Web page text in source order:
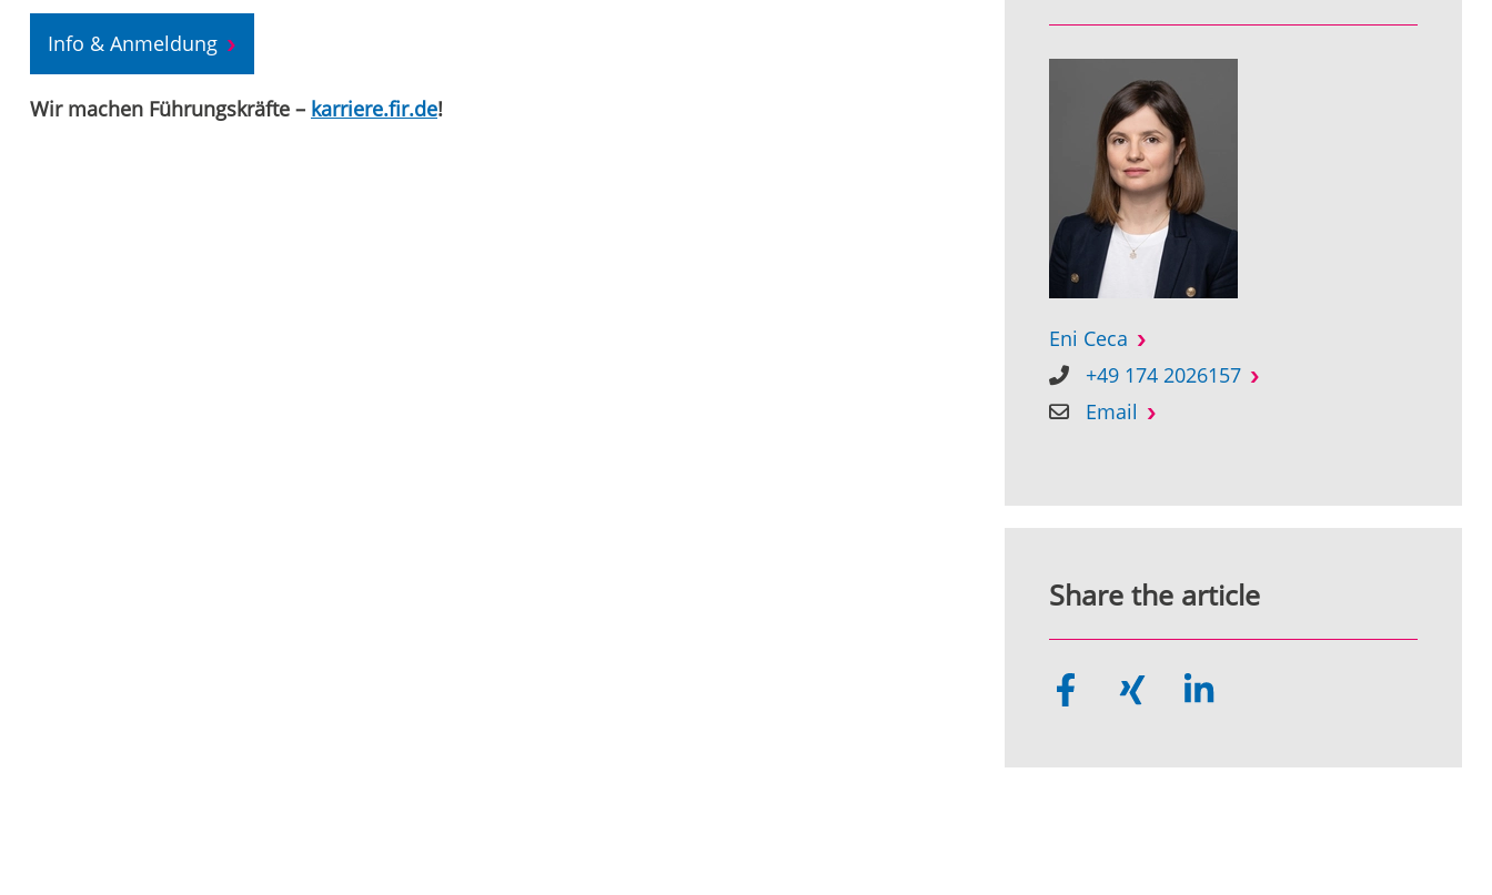
Info & Anmeldung
Wir machen Führungskräfte – karriere.fir.de!
Eni Ceca
+49 174 2026157
Email
Share the article